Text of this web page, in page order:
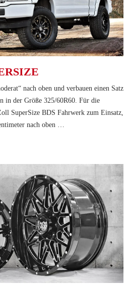
nach oben und verbauen einen Satz
in der Größe 325/60R60. Für die
SuperSize BDS Fahrwerk zum Einsatz,
nach oben …